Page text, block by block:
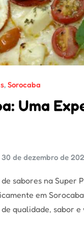
, Sorocaba
Uma
30 de dezembro de
sabores na Super
em
qualidade, sabor